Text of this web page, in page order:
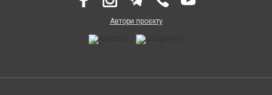
Автори проєкту